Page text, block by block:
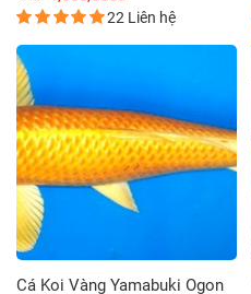
22 Liên hệ
Cá Koi Vàng Yamabuki Ogon